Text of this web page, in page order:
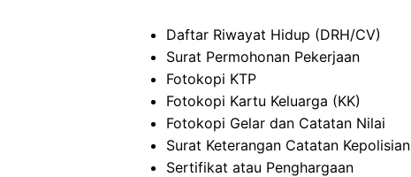
Daftar Riwayat Hidup (DRH/CV)
Surat Permohonan Pekerjaan
Fotokopi KTP
Fotokopi Kartu Keluarga (KK)
Fotokopi Gelar dan Catatan Nilai
Surat Keterangan Catatan Kepolisian
Sertifikat atau Penghargaan